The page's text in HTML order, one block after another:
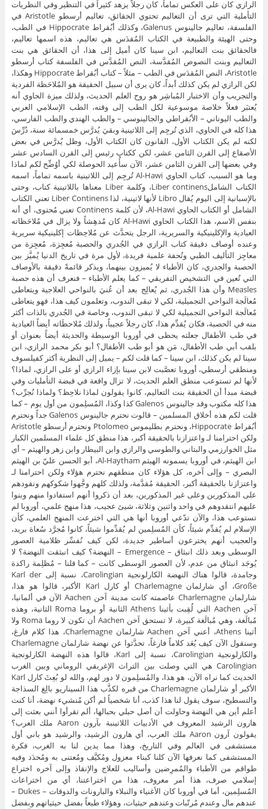
الرازي كان على العكس تماماً، كان رجلاً يزهد كثيراً في التنظير وفي النظريات
التأملية التي ترى أن التعاليم تحتوي الحقائق، تعاليم أرسطو Aristotle في
الفلسفة، تعاليم جالينوس Galenus، وكذلك أبُقراط Hippocrate في الطب،
وحتى الهيئة والطبيعة في الكتاب المُقدَس هي تعاليم، هذه اسمها تعاليم،
فالحقائق بنت التعاليم، ابن سينا كان أميل إلى هذا، أن الحقائق هي بنت
التعاليم وبنت النصوص المُقدَّسة، النص المُقدَّس في الفلسفة كتاب أرسطو
Aristotle، النص المُقدَس في الطب – مثلاً – كتاب أبُقراط Hippocrate وهكذا،
لكن الرازي لم يكن كذلك أبداً، كان يرى أن سبيل الحقيقة هو المُلاحَظة الفردية
والتجريب وأن الاختبار المُباشِر هو روح العلم الحديث، ولذلك ميزة الحاوي أنه
يُعتبَر فعلاً خلاصة موسوعية لكل الطب إلى وقته، الطب الإسلامي العربي
والطب اليوناني – الأبُقراطي والجالينوسي – والطب الهندي والطب الفارسي،
هذا كله في الحاوي، الذي تُرجِم إلى اللاتينية وبقيَ يُدرَّس خمسمائة سنة، دُرِّسَ
لكنه لم يكن الكتاب الأول، القانون كان الكتاب الأول، وظل يُدرَّس في بعض
الأصقاع إلى القرن الثامن عشر، لكن ككتاب رئيس إلى القرن السادس عشر
وفي بعضها إلى القرن الثامن عشر، الآن سأُعيد الحوصلة لكي أوُضِّح لكم لماذا
وما هو السبب، كتاب الحاوي Al-Hawi تُرجِم إلى اللاتينية باسمه تماماً، اسمه
الكتاب الشاملLiber continens، وكلمة Liber معناها باللاتينية كتاب، وحتى
بالإسبانية إلى اليوم يُقال Libro لأنها لاتينية، لذا Liber Continens تعني الكتاب
الشامل أو الكتاب الحاوي Al-Hawi، لأن كلمة Continens تعني مُحتوى، أي أنه
بنفس الاسم، هذا الكتاب الحاوي Al-Hawi كان مُدهِشاً ولا يزال في مُلاحَظاته
العيادية والإكلينيكية والسريرية، الرجل يتحدَّث عن مُلاحِظات إكلينيكية سريرية
وعنده أوصاف دقيقة كتاب الرازي في الجُدري والحصبة مُعجِزة، مُعجِزة من
معاجِز التأليف الطبي وتُحفة علمية فريدة، لأول مرة في تاريخ الدنيا يُميَّز بين
الحصبة والجدري، كان الأطباء لا يُميزون بينهما، ويذكر قائمةً دقيقة بالأوصاف
التي تُعين في التشخيص التفريقي – كما يعلم الأطباء – فنعرف أن هذه حصبة
Measles وأن هذا الجُدري، ثم يُعالِج بعد أن عُنيَ بالنواحي العلاجية ويتعاطى
مُعالَجة النواحي التجميلية، لكي لا تبقى الندوب، وتعلمون كيف هذا، فهو يتعاطى
مُعالَجة النواحي التجميلية لكي لا تبقى الندوب، وخاصة في الجُدري بالذات أكثر
منه في الحصبة، فكان يُقدِّم هذا، كان رجلاً عجيباً، ولذلك مُلاحظَاته أيضاً العيادية
في طب الأطفال جعلته يحظى في أوروبا الوسيطة والحديثة أيضاً بعنوان أو
بلقب أبي طب الأطفال، مَن هو أبو طب الأطفال؟ أبو بكر محمد الرازي، ابن
سينا لم يكن كذلك، ابن سينا – كما قلت لكم – يميل إلى النظرية أكثر كفيلسوف
ومنطقي أرسطي، أوروبا تعصَّبت لابن سينا بإزاء الرازي أو على الرازي، لماذا؟
لأنها لم تستوعب منطق العلم الحديث، لا تزال واقعة في قبضة التأمليات وفي
قبضة مبدأ أن الحقيقة بنت التعاليم، كانوا يقولون لماذا نلاحِظ؟ ولماذا نُجرِّب؟
هذا كله مكتوب وقد جالينوس Galenos كذا وكذا، المُسلِمون من أول يوم – كما
قلت لكم هذه أخلاق المسلمين – قالوت نحترم جالينوس Galenos جداً ونحترم
أبُقراط Hippocrate، ونحترم بطليموس Ptolomeo ونحترم أرسطو Aristotle
ولكن احترامنا لـ واعتزازنا بالحقيقة أكبر، هذا منطق كل علماء المسلمين الكبار
مثل الخوارزمي والبتاني والطوسي والرازي وابن البيطار وابن زهر والهيثم – أي
ابن الهيثم، في أوروبا يسمونه الهيثم Al-Haytham، أبو الحسن عليّ بن الهيثم
البصري – وإلى آخره، كل هؤلاء كان منطقهم نحترم هؤلاء ولكن احترامنا لـ
واعتزازنا بالحقيقة أكبر، الحقيقة مُقدَّمة، ولذلك كلهم وجَّهوا شكوكهم ونقودهم
على المذكورين وعلى غير المذكورين، بعد أن ذكروا أنهم استفادوا منهم وبنوا
عليهم انتقدوهم في واحد واثنين وثلاثة، شيئ عجيب، هذا منهج علمي، أوروبا لم
تستوعب هذا، والآن تدّعي أوروبا أنها هي التي اخترعت المنهج العلمي، كأن
الإسلام لم يُقدِّم شيئاً، كأن المُسلِمين لم يُقدِّموا شيئاً، كانوا مُجرَّد سُعاة بريد،
والعجيب أنهم يخترعون أساطير جديدة، لكن كيف نُفسِّر ظلامية العصور
الوسطى وبعد ذلك انبثاق – Emergence – النهضة؟ كيف انبثقت النهضة؟ لا
يُوجَد انبثاق من عدم، لأن العصور الوسطى كانت – كما قلنا – مُظلِمة راكدة
وجامدة، قالوا هناك النهضة الكارلونجية Carolingian، نسبة إلى Karl der
Große، أي شارلمان Charlemagne أو كارل Karl الأكبر، قالوا هو هذا،
شارلمان Charlemagne عاصمته كانت مدينة آخن Aachen الآن في ألمانيا،
آخن Aachen التي لُقِبت بأثينا Athens الثانية أو بروما Roma الثانية، وهذه
مُبالَغة، وهي مُبالَغة كبيرة، لا تستحق آخن Aachen أن تكون لا روما Roma ولا
أثينا Athens، أعني آخن Aachen شارلمان Charlemagne، هذا كلام فارغ،
وسنقول الآن كيف يُعَد كلاماً فارغاً، تحدَّثوا عن نهضة شارلمان Charlemagne
والكارلونجية Carolingian، نسبة إلى Karl، قالوا هذه النهضة الكارلونجية
Carolingian هي التي وصلت بين التراث الإغريقي الروماني وبين الغرب
الحديث كما نراه الآن، هو هذا، والمُسلِمون لا دور لهم، والله لو بُعِثَ كارل Karl
الأكبر أو شارلمان Charlemagne من قبره لكذَّب هذا السيناريو بالِغ السذاجة
والتسطيح، سوف يقول لنا هذا كذب، أنا شخصياً لم أكن مُنشيء نهضة، أنا كنت
أعلم أين هي النهضة وحاولت أن أصل حبلي بحبالها، ألم تقرأوا أنني بعثت إلى
هارون الرشيد المعروف في الأدبيات اللاتينبة بآرون Aaron ملك العرب؟
يقولون آرون Aaron ملك العرب، أي هارون الرشيد، والرشيد هو باني أول
مستشفى في العالم وفي التاريخ، وهذا مما يدين لنا به الغرب، فكرة
المستشفى كما نعرفها الآن كلنا كبناء معزول ومُكيَّف ومُعتنى به ومُحدَد وفيه
طواقم من الأطباء والمُمرِضين وأساليب للعلاج والإنقاذ وإلى آخره اختراع
إسلامي صرف، هذا أمر معروف، هذا من اختراعتنا، أي من اختراعات
المُسلِمين، أما في أوروبا كان الأغنياء والنبلاء والبارونات والدوقات – Dukes –
عندهم مال وعندم مُرتّبات وعندهم حيثيات، وهؤلاء طبعاً بفضل حيثياتهم وبفضل